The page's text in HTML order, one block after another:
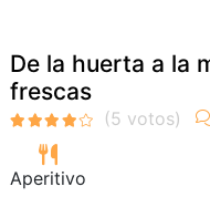
De la huerta a la
frescas
Aperitivo